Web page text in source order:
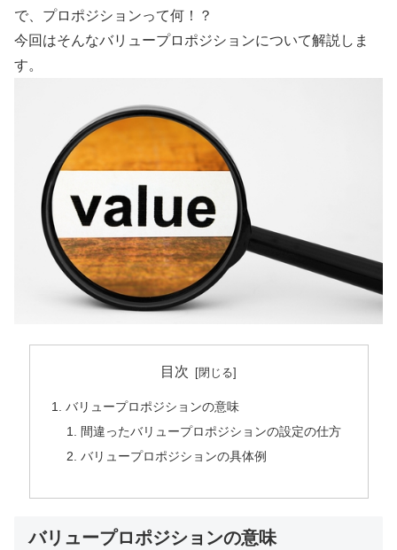
で、プロポジションって何！？
今回はそんなバリュープロポジションについて解説しま
す。
目次
バリュープロポジションの意味
間違ったバリュープロポジションの設定の仕方
バリュープロポジションの具体例
バリュープロポジションの意味